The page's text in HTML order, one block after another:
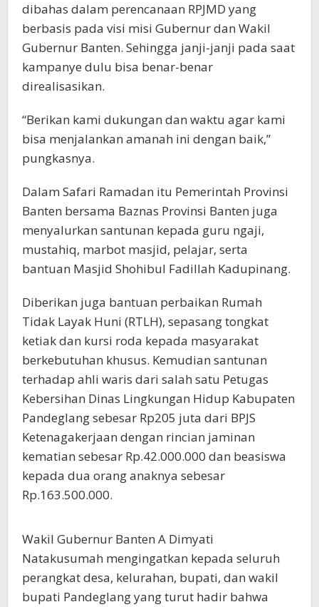
dibahas dalam perencanaan RPJMD yang
berbasis pada visi misi Gubernur dan Wakil
Gubernur Banten. Sehingga janji-janji pada saat
kampanye dulu bisa benar-benar
direalisasikan.
“Berikan kami dukungan dan waktu agar kami
bisa menjalankan amanah ini dengan baik,”
pungkasnya.
Dalam Safari Ramadan itu Pemerintah Provinsi
Banten bersama Baznas Provinsi Banten juga
menyalurkan santunan kepada guru ngaji,
mustahiq, marbot masjid, pelajar, serta
bantuan Masjid Shohibul Fadillah Kadupinang.
Diberikan juga bantuan perbaikan Rumah
Tidak Layak Huni (RTLH), sepasang tongkat
ketiak dan kursi roda kepada masyarakat
berkebutuhan khusus. Kemudian santunan
terhadap ahli waris dari salah satu Petugas
Kebersihan Dinas Lingkungan Hidup Kabupaten
Pandeglang sebesar Rp205 juta dari BPJS
Ketenagakerjaan dengan rincian jaminan
kematian sebesar Rp.42.000.000 dan beasiswa
kepada dua orang anaknya sebesar
Rp.163.500.000.
Wakil Gubernur Banten A Dimyati
Natakusumah mengingatkan kepada seluruh
perangkat desa, kelurahan, bupati, dan wakil
bupati Pandeglang yang turut hadir bahwa